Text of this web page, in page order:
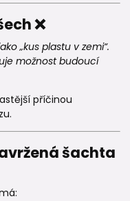
❌
„kus plastu v zemi“.
možnost budoucí
příčinou
šachta